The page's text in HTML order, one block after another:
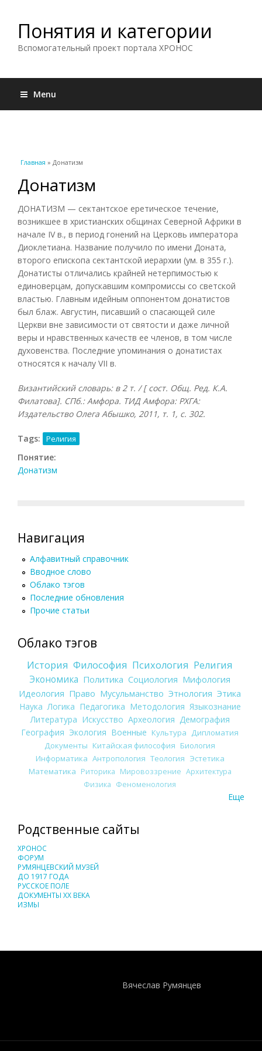
Понятия и категории
Вспомогательный проект портала ХРОНОС
Menu
Вы здесь
Главная » Донатизм
Донатизм
ДОНАТИЗМ — сектантское еретическое течение,
возникшее в христианских общинах Северной Африки в
начале IV в., в период гонений на Церковь императора
Диоклетиана. Название получило по имени Доната,
второго епископа сектантской иерархии (ум. в 355 г.).
Донатисты отличались крайней нетерпимостью к
единоверцам, допускавшим компромиссы со светской
властью. Главным идейным оппонентом донатистов
был блаж. Августин, писавший о спасающей силе
Церкви вне зависимости от святости и даже личной
веры и нравственных качеств ее членов, в том числе
духовенства. Последние упоминания о донатистах
относятся к началу VII в.
Византийский словарь: в 2 т. / [ сост. Общ. Ред. К.А.
Филатова]. СПб.: Амфора. ТИД Амфора: РХГА:
Издательство Олега Абышко, 2011, т. 1, с. 302.
Tags: Религия
Понятие:
Донатизм
Навигация
Алфавитный справочник
Вводное слово
Облако тэгов
Последние обновления
Прочие статьи
Облако тэгов
История Философия Психология Религия
Экономика Политика Социология Мифология
Идеология Право Мусульманство Этнология Этика
Наука Логика Педагогика Методология Языкознание
Литература Искусство Археология Демография
География Экология Военные Культура
Дипломатия
Документы Китайская философия Биология
Информатика Антропология Теология Эстетика
Математика Риторика Мировоззрение Архитектура
Физика Феноменология
Еще
Родственные сайты
ХРОНОС
ФОРУМ
РУМЯНЦЕВСКИЙ МУЗЕЙ
ДО 1917 ГОДА
РУССКОЕ ПОЛЕ
ДОКУМЕНТЫ XX ВЕКА
ИЗМЫ
Вячеслав Румянцев